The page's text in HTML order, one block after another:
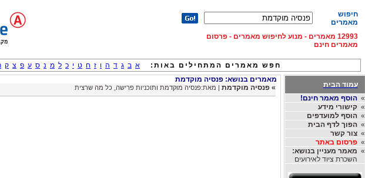
חיפוש
מאמרים
12993 מאמרים - מנוע לחיפוש מאמרים - פרסום
מאמרים חינם
חפש מאמרים המתחילים באות: א ב ג ד ה ו ז ח ט י כ ל מ נ ס ע פ צ ק
עמוד הבית
»הוסף מאמר חינם!
»קישורי מידע
»הוסף למועדפים
»הפוך לדף הבית
»צור קשר
»פרסום באתר
» מאמר מעניין בנושא:
השכרת ציוד לאירועים
מאמרים בנושא: פנסיה מוקדמת
» פנסיה מוקדמת | מאת:פנסיה מוקדמת ותוכניות פרישה, כל מה שרצית